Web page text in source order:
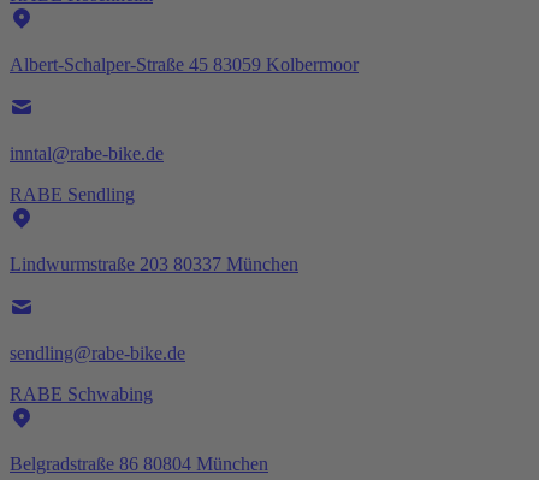
Albert-Schalper-Straße 45 83059 Kolbermoor
inntal@rabe-bike.de
RABE Sendling
Lindwurmstraße 203 80337 München
sendling@rabe-bike.de
RABE Schwabing
Belgradstraße 86 80804 München